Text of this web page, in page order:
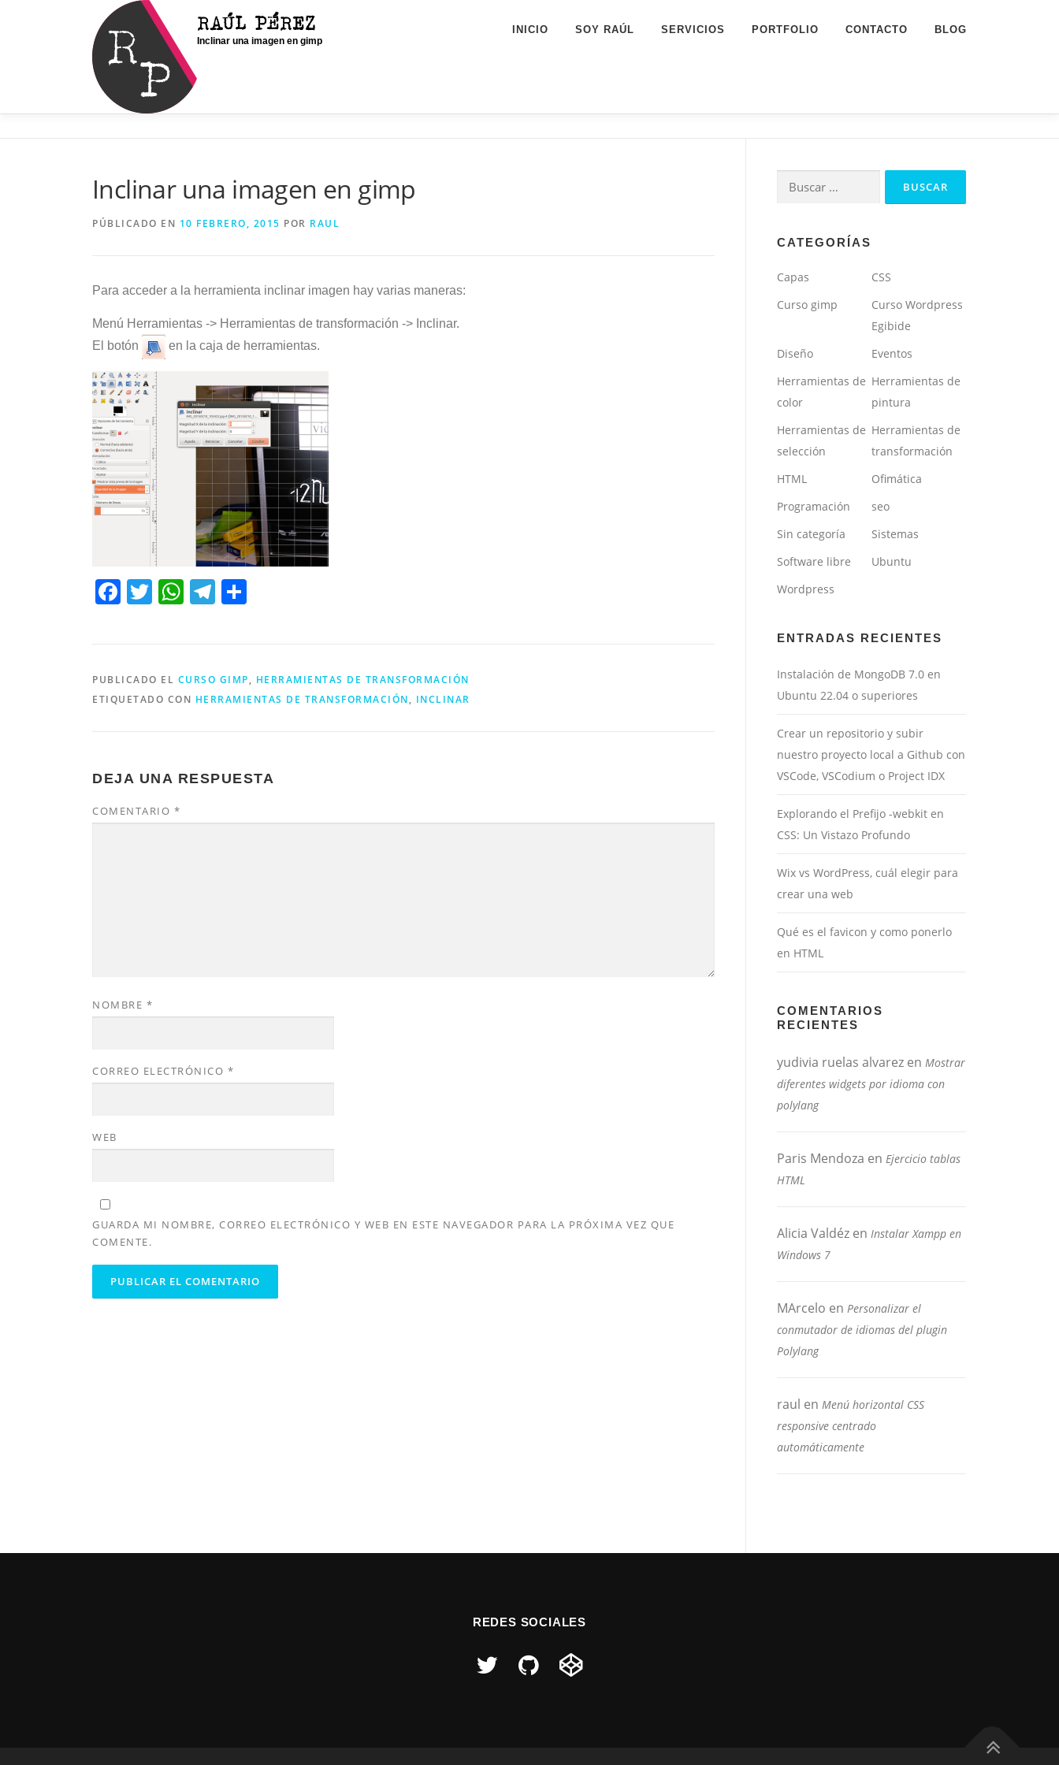
RAÚL PÉREZ
Inclinar una imagen en gimp
INICIO SOY RAÚL SERVICIOS PORTFOLIO CONTACTO BLOG
Inclinar una imagen en gimp
PÚBLICADO EN 10 FEBRERO, 2015 POR RAUL
Para acceder a la herramienta inclinar imagen hay varias maneras:
Menú Herramientas -> Herramientas de transformación -> Inclinar.
El botón
en la caja de herramientas.
Facebook
Twitter
WhatsApp
Telegram
PUBLICADO EL CURSO GIMP, HERRAMIENTAS DE TRANSFORMACIÓN
ETIQUETADO CON HERRAMIENTAS DE TRANSFORMACIÓN, INCLINAR
DEJA UNA RESPUESTA
COMENTARIO *
NOMBRE *
CORREO ELECTRÓNICO *
WEB
GUARDA MI NOMBRE, CORREO ELECTRÓNICO Y WEB EN ESTE NAVEGADOR PARA LA PRÓXIMA VEZ QUE
COMENTE.
Buscar:
CATEGORÍAS
Capas
CSS
Curso gimp
Curso Wordpress
Egibide
Diseño
Eventos
Herramientas de
color
Herramientas de
pintura
Herramientas de
selección
Herramientas de
transformación
HTML
Ofimática
Programación
seo
Sin categoría
Sistemas
Software libre
Ubuntu
Wordpress
ENTRADAS RECIENTES
Instalación de MongoDB 7.0 en
Ubuntu 22.04 o superiores
Crear un repositorio y subir
nuestro proyecto local a Github con
VSCode, VSCodium o Project IDX
Explorando el Prefijo -webkit en
CSS: Un Vistazo Profundo
Wix vs WordPress, cuál elegir para
crear una web
Qué es el favicon y como ponerlo
en HTML
COMENTARIOS
RECIENTES
yudivia ruelas alvarez en Mostrar
diferentes widgets por idioma con
polylang
Paris Mendoza en Ejercicio tablas
HTML
Alicia Valdéz en Instalar Xampp en
Windows 7
MArcelo en Personalizar el
conmutador de idiomas del plugin
Polylang
raul en Menú horizontal CSS
responsive centrado
automáticamente
REDES SOCIALES